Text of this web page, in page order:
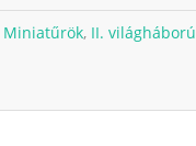
Miniatűrök, II. világháború